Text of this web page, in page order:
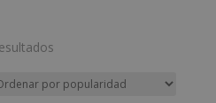
Ordenado